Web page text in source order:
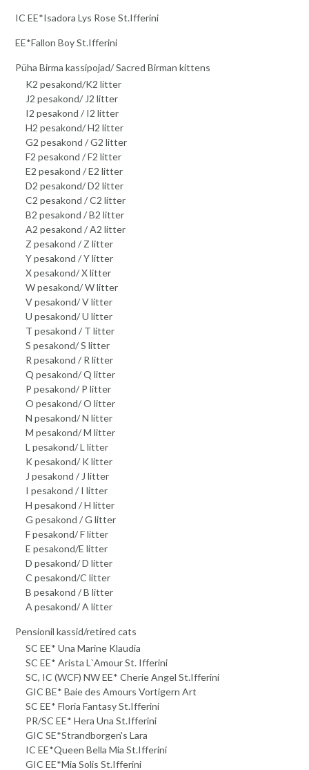
IC EE*Isadora Lys Rose St.Ifferini
EE*Fallon Boy St.Ifferini
Püha Birma kassipojad/ Sacred Birman kittens
K2 pesakond/K2 litter
J2 pesakond/ J2 litter
I2 pesakond / I2 litter
H2 pesakond/ H2 litter
G2 pesakond / G2 litter
F2 pesakond / F2 litter
E2 pesakond / E2 litter
D2 pesakond/ D2 litter
C2 pesakond / C2 litter
B2 pesakond / B2 litter
A2 pesakond / A2 litter
Z pesakond / Z litter
Y pesakond / Y litter
X pesakond/ X litter
W pesakond/ W litter
V pesakond/ V litter
U pesakond/ U litter
T pesakond / T litter
S pesakond/ S litter
R pesakond / R litter
Q pesakond/ Q litter
P pesakond/ P litter
O pesakond/ O litter
N pesakond/ N litter
M pesakond/ M litter
L pesakond/ L litter
K pesakond/ K litter
J pesakond / J litter
I pesakond / I litter
H pesakond / H litter
G pesakond / G litter
F pesakond/ F litter
E pesakond/E litter
D pesakond/ D litter
C pesakond/C litter
B pesakond / B litter
A pesakond/ A litter
Pensionil kassid/retired cats
SC EE* Una Marine Klaudia
SC EE* Arista L`Amour St. Ifferini
SC, IC (WCF) NW EE* Cherie Angel St.Ifferini
GIC BE* Baie des Amours Vortigern Art
SC EE* Floria Fantasy St.Ifferini
PR/SC EE* Hera Una St.Ifferini
GIC SE*Strandborgen's Lara
IC EE*Queen Bella Mia St.Ifferini
GIC EE*Mia Solis St.Ifferini